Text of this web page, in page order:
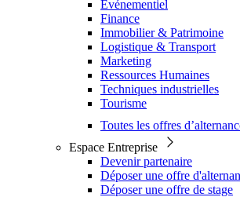
Evénementiel
Finance
Immobilier & Patrimoine
Logistique & Transport
Marketing
Ressources Humaines
Techniques industrielles
Tourisme
Toutes les offres
Espace Entreprise
Devenir partenaire
Déposer une offre
Déposer une offre de stage